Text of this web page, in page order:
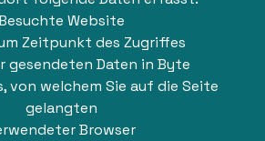
Website
Zeitpunkt des Zugriffes
gesendeten Daten in Byte
von welchem Sie auf die Seite
gelangten
Browser